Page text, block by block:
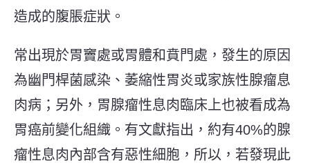
造成的腹脹症狀。
常出現於胃竇處或胃體和賁門處，發生的原因
為幽門桿菌感染、萎縮性胃炎或家族性腺瘤息
肉病；另外，胃腺瘤性息肉臨床上也被看成為
胃癌前變化組織。有文獻指出，約有40%的腺
瘤性息肉內部含有惡性細胞，所以，若發現此